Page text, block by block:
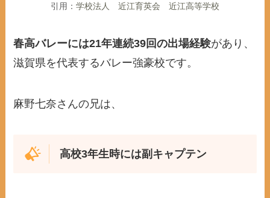
引用： 学校法人 近江育英会 近江高等学校
春高バレーには21年連続39回の出場経験があり、
滋賀県を代表するバレー強豪校です。
麻野七奈さんの兄は、
高校3年生時には副キャプテン